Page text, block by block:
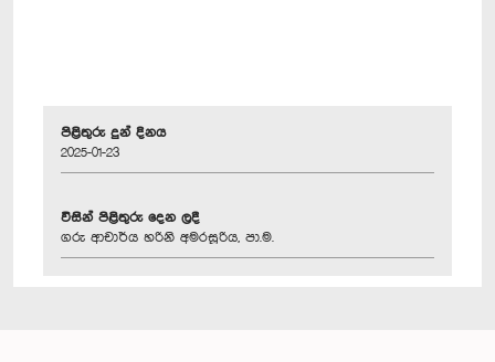
පිළිතුරු දුන් දිනය
2025-01-23
විසින් පිළිතුරු දෙන ලදී
ගරු ආචාර්ය හරිනි අමරසූරිය, පා.ම.